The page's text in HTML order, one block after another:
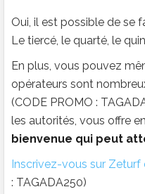
Oui, il est possible de se
Le tiercé, le quarté, le
En plus, vous pouvez
opérateurs sont
(CODE PROMO :
les autorités, vous offre
bienvenue qui peut
Inscrivez-vous sur Zeturf
: TAGADA250)